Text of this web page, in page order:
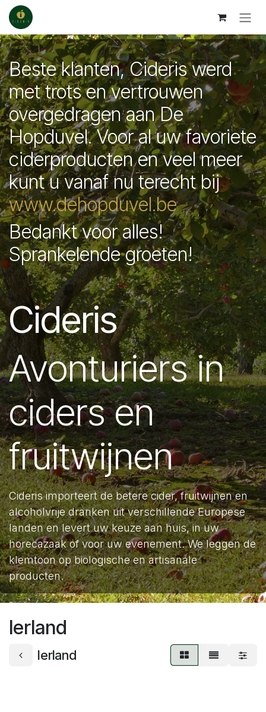
Overslaan naar inhoud
Beste klanten, Cideris werd
met trots en vertrouwen
overgedragen aan De
Hopduvel. Voor al uw favoriete
ciderproducten en veel meer
kunt u vanaf nu terecht bij
www.dehopduvel.be
Bedankt voor alles!
Sprankelende groeten!
Cideris
Avonturiers in
ciders en
fruitwijnen
Cideris importeert de betere cider, fruitwijnen en
alcoholvrije dranken uit verschillende Europese
landen en levert uw keuze aan huis, in uw
horecazaak of voor uw evenement. We leggen de
klemtoon op biologische en artisanale
producten.
Ierland
Ierland